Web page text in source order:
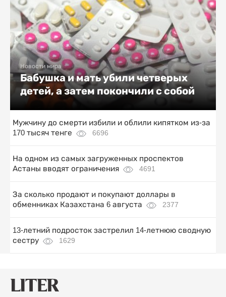
Новости мира
Бабушка и мать убили четверых
детей, а затем покончили с собой
Мужчину до смерти избили и облили кипятком из-за
170 тысяч тенге
6696
На одном из самых загруженных проспектов
Астаны вводят ограничения
4691
За сколько продают и покупают доллары в
обменниках Казахстана 6 августа
2377
13-летний подросток застрелил 14-летнюю сводную
сестру
1629